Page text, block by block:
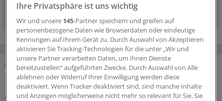
Voraussetzungen für den Zugang
MEHR ZUM THEMA
Dermatologin Yael Adler gibt Tipps
Ihre Privatsphäre ist uns wichtig
Wir und unsere 145-Partner speichern und greifen auf
personenbezogene Daten wie Browserdaten oder eindeutige
Kennungen auf Ihrem Gerät zu. Durch Auswahl von Akzeptieren
aktivieren Sie Tracking-Technologien für die unter „Wir und
unsere Partner verarbeiten Daten, um Ihnen Dienste
bereitzustellen“ aufgeführten Zwecke. Durch Auswahl von Alle
ablehnen oder Widerruf Ihrer Einwilligung werden diese
deaktiviert. Wenn Tracker deaktiviert sind, sind manche Inhalte
und Anzeigen möglicherweise nicht mehr so relevant für Sie. Sie